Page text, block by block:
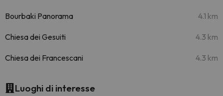
Bourbaki Panorama 4.1 km
Chiesa dei Gesuiti 4.3 km
Chiesa dei Francescani 4.3 km
Luoghi di interesse